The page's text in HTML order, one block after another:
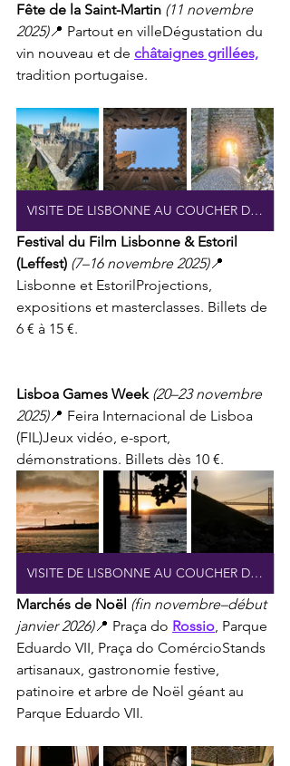
Fête de la Saint-Martin (11 novembre
2025)📍 Partout en villeDégustation du
vin nouveau et de châtaignes grillées,
tradition portugaise.
VISITE DE LISBONNE AU COUCHER DU SOLEIL EN BATEAU
Festival du Film Lisbonne & Estoril
(Leffest) (7–16 novembre 2025)📍
Lisbonne et EstorilProjections,
expositions et masterclasses. Billets de
6 € à 15 €.
Lisboa Games Week (20–23 novembre
2025)📍 Feira Internacional de Lisboa
(FIL)Jeux vidéo, e-sport,
démonstrations. Billets dès 10 €.
VISITE DE LISBONNE AU COUCHER DU SOLEIL EN BATEAU
Marchés de Noël (fin novembre–début
janvier 2026)📍 Praça do Rossio, Parque
Eduardo VII, Praça do ComércioStands
artisanaux, gastronomie festive,
patinoire et arbre de Noël géant au
Parque Eduardo VII.